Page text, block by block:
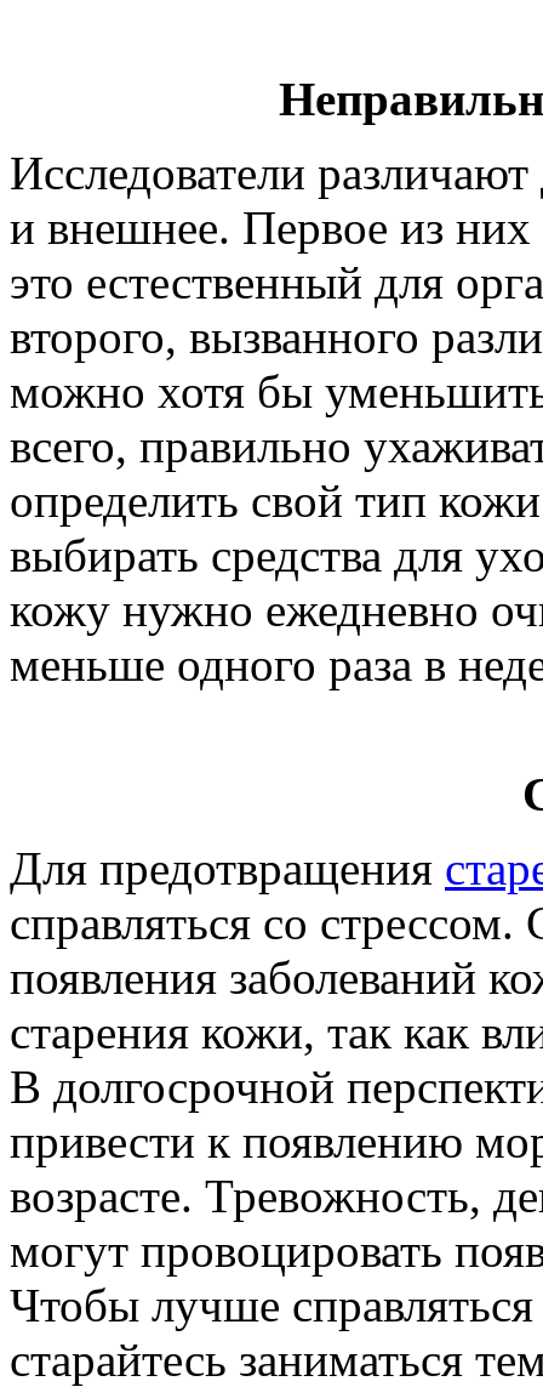
Исследователи
и внешнее. Первое из них
это естественный для
второго, вызванного
можно хотя бы
всего, правильно
определить свой тип
выбирать средства для
кожу нужно ежедневно
меньше одного раза в
Для предотвращения
справляться со стрессом.
появления заболеваний
старения кожи, так как
В долгосрочной
привести к появлению
возрасте. Тревожность,
могут провоцировать
Чтобы лучше
старайтесь заниматься